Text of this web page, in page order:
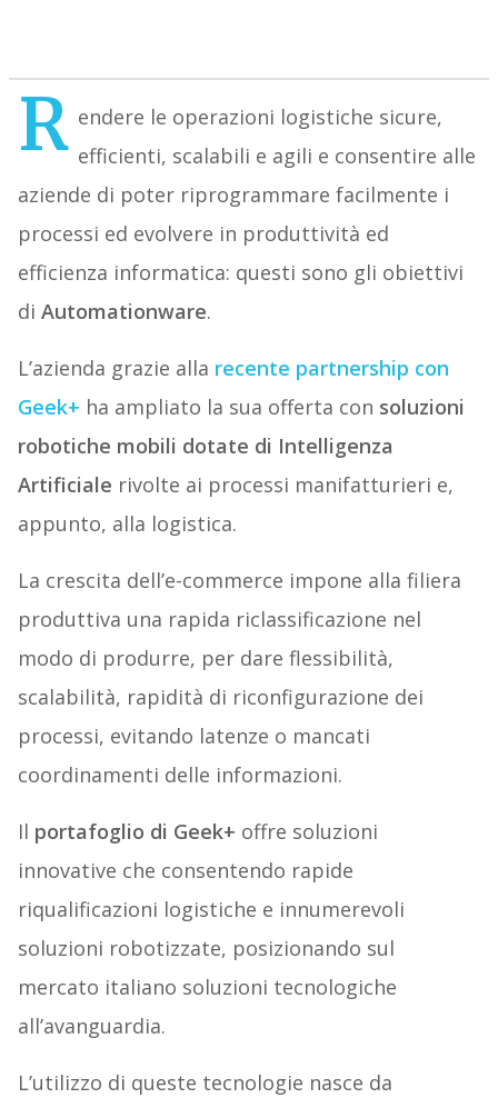
R endere le operazioni logistiche sicure,
efficienti, scalabili e agili e consentire alle
aziende di poter riprogrammare facilmente i
processi ed evolvere in produttività ed
efficienza informatica: questi sono gli obiettivi
di Automationware.
L’azienda grazie alla recente partnership con
Geek+ ha ampliato la sua offerta con soluzioni
robotiche mobili dotate di Intelligenza
Artificiale rivolte ai processi manifatturieri e,
appunto, alla logistica.
La crescita dell’e-commerce impone alla filiera
produttiva una rapida riclassificazione nel
modo di produrre, per dare flessibilità,
scalabilità, rapidità di riconfigurazione dei
processi, evitando latenze o mancati
coordinamenti delle informazioni.
Il portafoglio di Geek+ offre soluzioni
innovative che consentendo rapide
riqualificazioni logistiche e innumerevoli
soluzioni robotizzate, posizionando sul
mercato italiano soluzioni tecnologiche
all’avanguardia.
L’utilizzo di queste tecnologie nasce da